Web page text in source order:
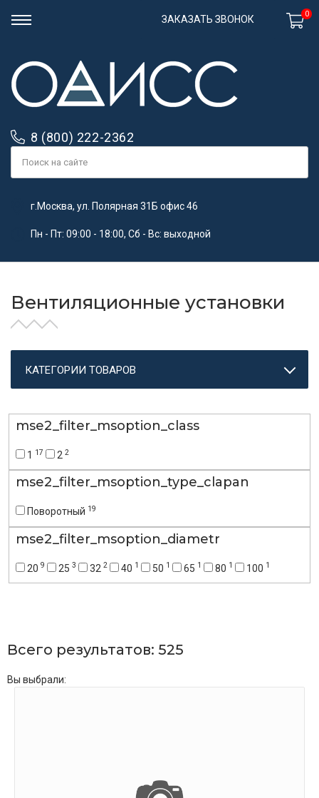
8 (800) 222-2362
г.Москва, ул. Полярная 31Б офис 46
Пн - Пт: 09:00 - 18:00, Сб - Вс: выходной
ЗАКАЗАТЬ ЗВОНОК 0
Вентиляционные установки
КАТЕГОРИИ ТОВАРОВ
mse2_filter_msoption_class
1 17 2 2
mse2_filter_msoption_type_clapan
Поворотный 19
mse2_filter_msoption_diametr
20 9 25 3 32 2 40 1 50 1 65 1 80 1 100 1
Всего результатов: 525
Вы выбрали:
ПОДРОБНЕЕ